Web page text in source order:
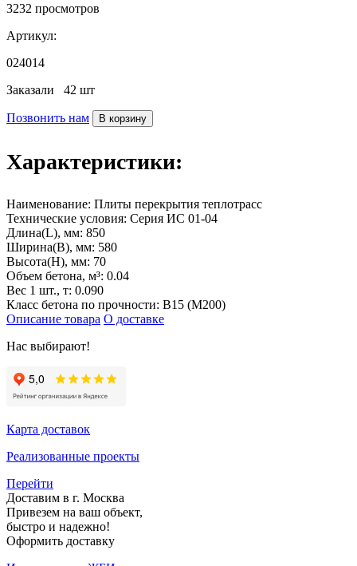
3232 просмотров
Артикул:
024014
Заказали 42 шт
Позвонить нам В корзину
Характеристики:
Наименование: Плиты перекрытия теплотрасс
Технические условия: Серия ИС 01-04
Длина(L), мм: 850
Ширина(B), мм: 580
Высота(H), мм: 70
Объем бетона, м³: 0.04
Вес 1 шт., т: 0.090
Класс бетона по прочности: В15 (М200)
Описание товара О доставке
Нас выбирают!
Карта доставок
Реализованные проекты
Перейти
Доставим в г. Москва
Привезем на ваш объект,
быстро и надежно!
Оформить доставку